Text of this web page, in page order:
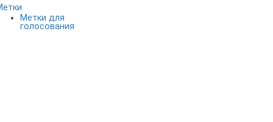
Метки для
голосования